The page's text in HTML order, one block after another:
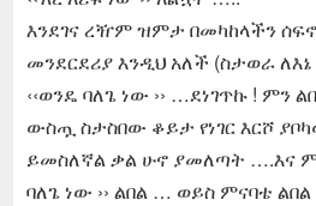
እንደገና ረዥም ዝምታ በመካከላችን
መንደርደሪያ እንዲህ አለች (ስታወራ
‹‹ወንዴ ባለጌ ነው ›› …ደነገጥኩ !
ውስጧ ስታስበው ቆይታ የነገር እርሾ
ይመስለኛል ቃል ሁኖ ያመለጣት ….እና
ባለጌ ነው ›› ልበል … ወይስ ምናባቴ